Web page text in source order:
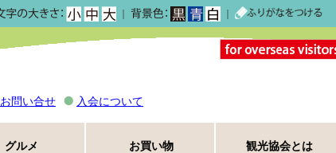
｜ ｜
お問い合せ 入会について
グルメ お買い物 観光協会とは